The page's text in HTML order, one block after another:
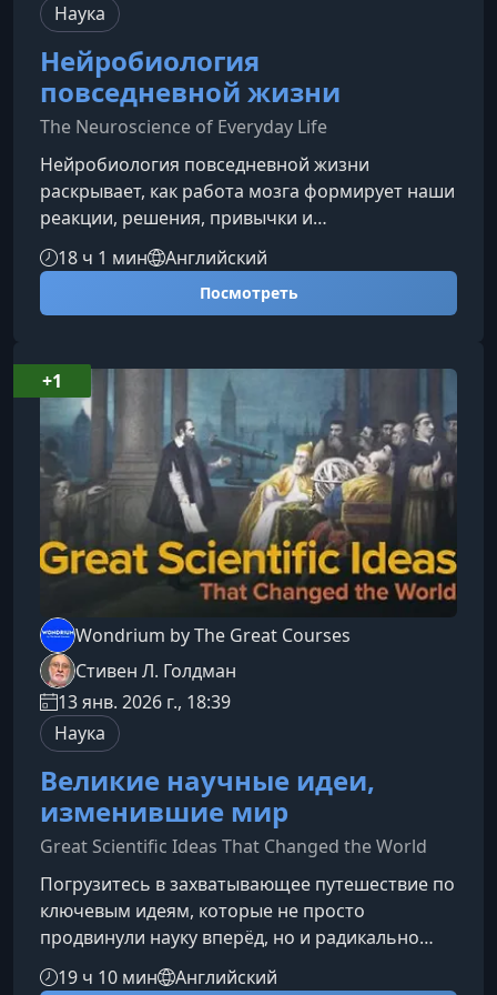
Наука
Нейробиология
повседневной жизни
The Neuroscience of Everyday Life
Нейробиология повседневной жизни
раскрывает, как работа мозга формирует наши
реакции, решения, привычки и
эмоциональный опыт. Этот курс помогает
понять, почему мы чувствуем, думаем и
действуем именно так, опираясь на
момент нашей жизни — результат сложных
биологических процессов. Миллиарды
нейронов обмениваются сигналами, создавая
поток ощущений, мыслей и переживаний. К
18 ч 1 мин Английский
Посмотреть
Wondrium by The Great Courses
Стивен Л. Голдман
13 янв. 2026 г., 18:39
Наука
Великие научные идеи,
изменившие мир
Great Scientific Ideas That Changed the World
Погрузитесь в захватывающее путешествие по
ключевым идеям, которые не просто
продвинули науку вперёд, но и радикально
изменили человеческую цивилизацию. Этот
19 ч 10 мин Английский
+1